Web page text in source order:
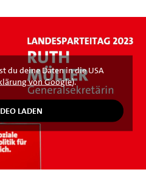
du deine Daten in die USA
von Google).